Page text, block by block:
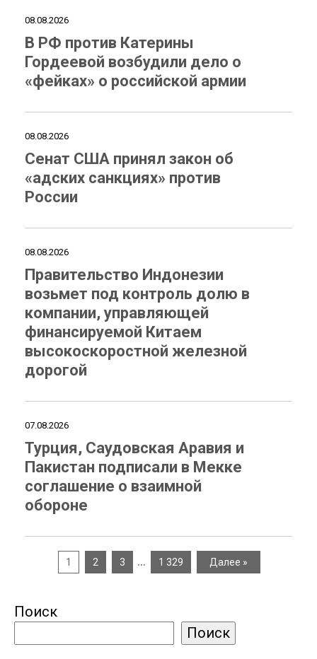
08.08.2026
В РФ против Катерины
Гордеевой возбудили дело о
«фейках» о российской армии
08.08.2026
Сенат США принял закон об
«адских санкциях» против
России
08.08.2026
Правительство Индонезии
возьмет под контроль долю в
компании, управляющей
финансируемой Китаем
высокоскоростной железной
дорогой
07.08.2026
Турция, Саудовская Аравия и
Пакистан подписали в Мекке
соглашение о взаимной
обороне
1 2 3 … 1 329 Далее »
Поиск
Поиск